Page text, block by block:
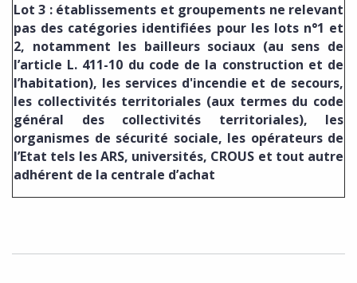
Lot 3 : établissements et groupements ne relevant
pas des catégories identifiées pour les lots n°1 et
2, notamment les bailleurs sociaux (au sens de
l’article L. 411-10 du code de la construction et de
l’habitation), les services d'incendie et de secours,
les collectivités territoriales (aux termes du code
général des collectivités territoriales), les
organismes de sécurité sociale, les opérateurs de
l’Etat tels les ARS, universités, CROUS et tout autre
adhérent de la centrale d’achat